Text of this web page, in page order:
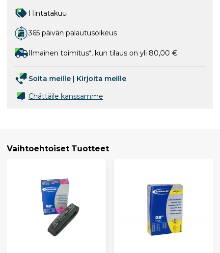
Hintatakuu
365 päivän palautusoikeus
Ilmainen toimitus*, kun tilaus on yli 80,00 €
Soita meille | Kirjoita meille
Chättäile kanssamme
Vaihtoehtoiset Tuotteet